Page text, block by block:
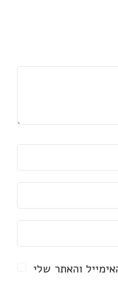
והאתר שלי